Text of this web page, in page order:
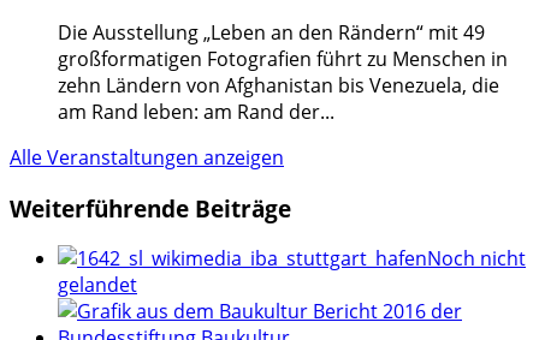
Die Ausstellung „Leben an den Rändern“ mit 49
großformatigen Fotografien führt zu Menschen in
zehn Ländern von Afghanistan bis Venezuela, die
am Rand leben: am Rand der...
Alle Veranstaltungen anzeigen
Weiterführende Beiträge
Noch nicht
gelandet